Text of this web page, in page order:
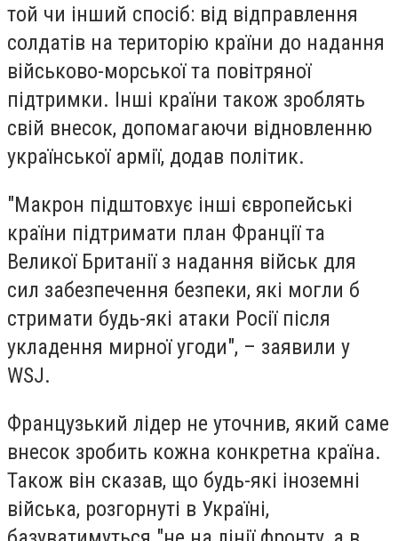
той чи інший спосіб: від відправлення
солдатів на територію країни до надання
військово-морської та повітряної
підтримки. Інші країни також зроблять
свій внесок, допомагаючи відновленню
української армії, додав політик.
"Макрон підштовхує інші європейські
країни підтримати план Франції та
Великої Британії з надання військ для
сил забезпечення безпеки, які могли б
стримати будь-які атаки Росії після
укладення мирної угоди", – заявили у
WSJ.
Французький лідер не уточнив, який саме
внесок зробить кожна конкретна країна.
Також він сказав, що будь-які іноземні
війська, розгорнуті в Україні,